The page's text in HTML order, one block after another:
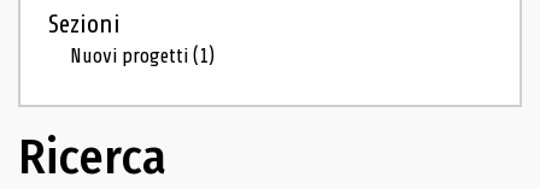
Sezioni
Nuovi progetti(1)
Ricerca